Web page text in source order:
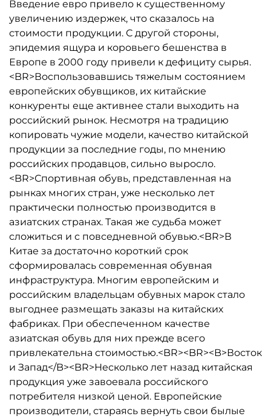
Введение евро привело к существенному
увеличению издержек, что сказалось на
стоимости продукции. С другой стороны,
эпидемия ящура и коровьего бешенства в
Европе в 2000 году привели к дефициту сырья.
<BR>Воспользовавшись тяжелым состоянием
европейских обувщиков, их китайские
конкуренты еще активнее стали выходить на
российский рынок. Несмотря на традицию
копировать чужие модели, качество китайской
продукции за последние годы, по мнению
российских продавцов, сильно выросло.
<BR>Спортивная обувь, представленная на
рынках многих стран, уже несколько лет
практически полностью производится в
азиатских странах. Такая же судьба может
сложиться и с повседневной обувью.<BR>В
Китае за достаточно короткий срок
сформировалась современная обувная
инфраструктура. Многим европейским и
российским владельцам обувных марок стало
выгоднее размещать заказы на китайских
фабриках. При обеспеченном качестве
азиатская обувь для них прежде всего
привлекательна стоимостью.<BR><BR><B>Восток
и Запад</B><BR>Несколько лет назад китайская
продукция уже завоевала российского
потребителя низкой ценой. Европейские
производители, стараясь вернуть свои былые